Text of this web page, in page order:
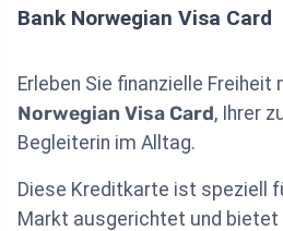
Bank Norwegian Visa Card
Erleben Sie finanzielle Freiheit
Norwegian Visa Card, Ihrer
Begleiterin im Alltag.
Diese Kreditkarte ist speziell
Markt ausgerichtet und bietet